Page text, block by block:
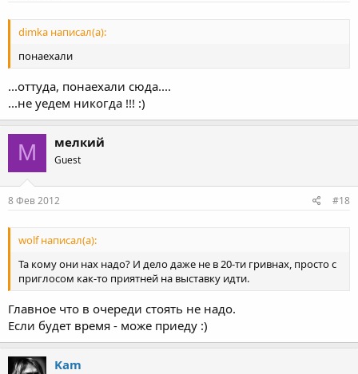
dimka написал(а):
понаехали
...оттуда, понаехали сюда....
...не уедем никогда !!! :)
М мелкий
Guest
8 Фев 2012 #18
wolf написал(а):
Та кому они нах надо? И дело даже не в 20-ти гривнах, просто с
приглосом как-то приятней на выставку идти.
Главное что в очереди стоять не надо.
Если будет время - може приеду :)
Kam